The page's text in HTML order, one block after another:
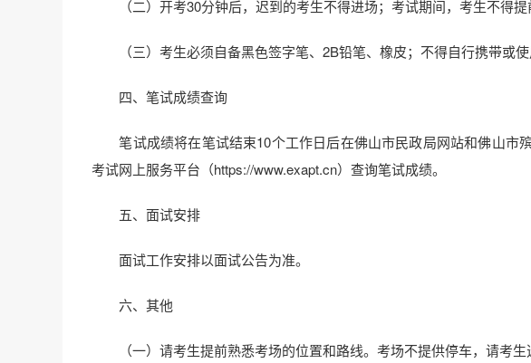
（二）开考30分钟后，迟到的考生不得进场；考试期间，考生不得提
（三）考生必须自备黑色签字笔、2B铅笔、橡皮；不得自行携带或使
四、笔试成绩查询
笔试成绩将在笔试结束10个工作日后在佛山市民政局网站和佛山市
考试网上服务平台（https://www.exapt.cn）查询笔试成绩。
五、面试安排
面试工作安排以面试公告为准。
六、其他
（一）请考生提前熟悉考场的位置和路线。考场不提供停车，请考生